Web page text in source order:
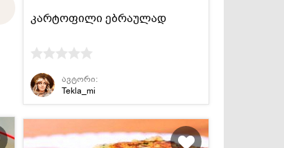
კარტოფილი ებრაულად
ავტორი:
Tekla_mi